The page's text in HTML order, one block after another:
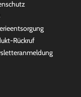
Rückruf